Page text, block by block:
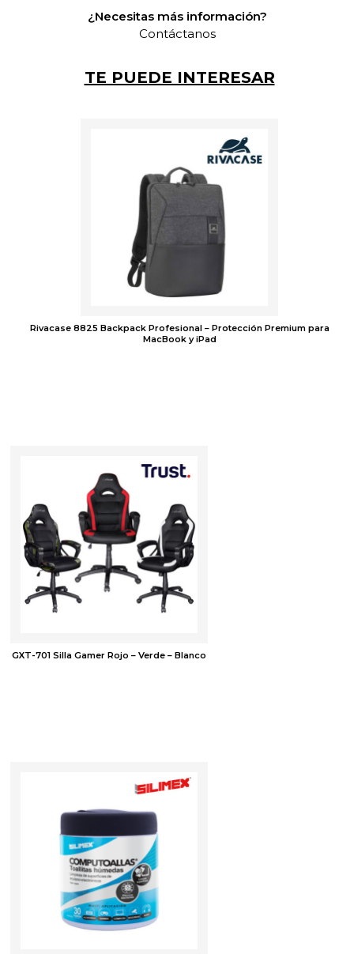
¿Necesitas más información?
Contáctanos
TE PUEDE INTERESAR
Rivacase 8825 Backpack Profesional – Protección Premium para
MacBook y iPad
GXT-701 Silla Gamer Rojo – Verde – Blanco